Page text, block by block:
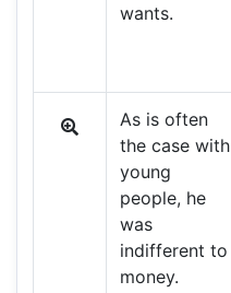
wants.
As is often
the case with
young
people, he
was
indifferent to
money.